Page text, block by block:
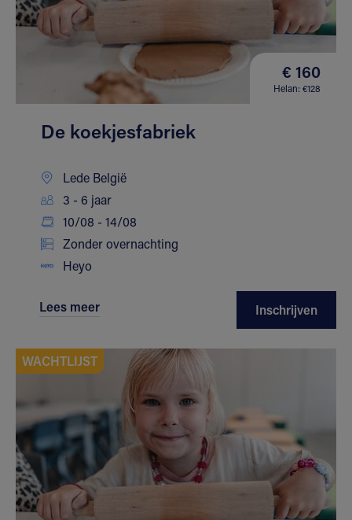
€ 160
Helan: €128
De koekjesfabriek
Lede België
3 - 6 jaar
10/08 - 14/08
Zonder overnachting
Heyo
Lees meer Inschrijven
WACHTLIJST